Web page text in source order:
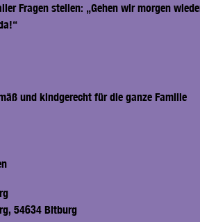
Fragen stellen: „Gehen wir morgen
und kindgerecht für die ganze Familie
54634 Bitburg